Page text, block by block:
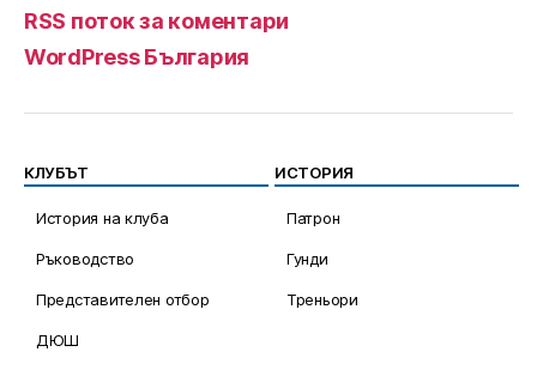
RSS поток за коментари
WordPress България
КЛУБЪТ
История на клуба
Ръководство
Представителен отбор
ДЮШ
ИСТОРИЯ
Патрон
Гунди
Треньори